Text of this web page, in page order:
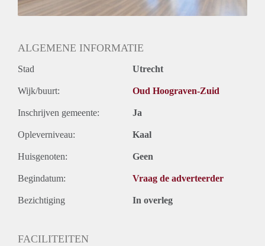
ALGEMENE INFORMATIE
Stad Utrecht
Wijk/buurt: Oud Hoograven-Zuid
Inschrijven gemeente: Ja
Opleverniveau: Kaal
Huisgenoten: Geen
Begindatum: Vraag de adverteerder
Bezichtiging In overleg
FACILITEITEN